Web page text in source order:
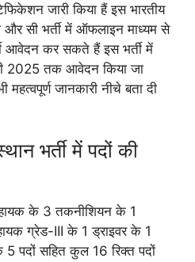
जारी किया हैं इस भारतीय
और सी भर्ती में ऑफलाइन माध्यम से
आवेदन कर सकते हैं इस भर्ती में
2025 तक आवेदन किया जा
जानकारी नीचे बता दी
भर्ती में पदों की
के 3 तकनीशियन के 1
ग्रेड-III के 1 ड्राइवर के 1
सहित कुल 16 रिक्त पदों